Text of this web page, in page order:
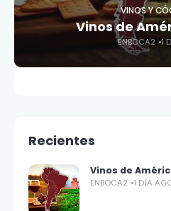
VINOS Y
Vinos de
ENBOCA2 1
Recientes
Vinos de
ENBOCA2 1 DÍA